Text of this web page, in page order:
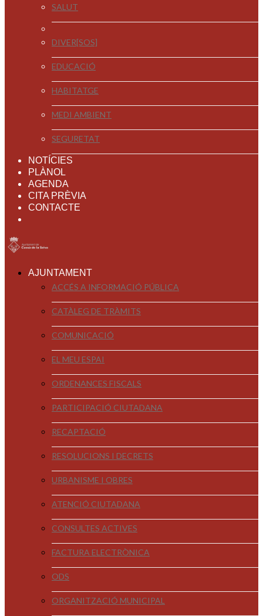
SALUT
DIVER[SOS]
EDUCACIÓ
HABITATGE
MEDI AMBIENT
SEGURETAT
NOTÍCIES
PLÀNOL
AGENDA
CITA PRÈVIA
CONTACTE
AJUNTAMENT
ACCÉS A INFORMACIÓ PÚBLICA
CATÀLEG DE TRÀMITS
COMUNICACIÓ
EL MEU ESPAI
ORDENANCES FISCALS
PARTICIPACIÓ CIUTADANA
RECAPTACIÓ
RESOLUCIONS I DECRETS
URBANISME I OBRES
ATENCIÓ CIUTADANA
CONSULTES ACTIVES
FACTURA ELECTRÒNICA
ODS
ORGANITZACIÓ MUNICIPAL